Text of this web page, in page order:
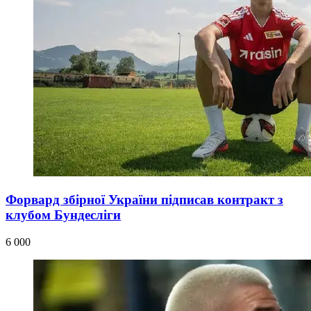
Форвард збірної України підписав контракт з
клубом Бундесліги
6 000